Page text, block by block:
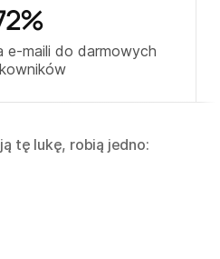
%
e-maili do darmowych
tę lukę, robią jedno: